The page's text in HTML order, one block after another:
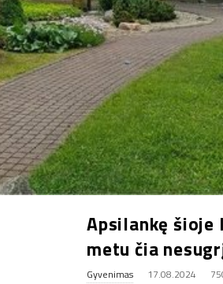
Apsilankę šioje
metu čia
Gyvenimas 17.08.2024